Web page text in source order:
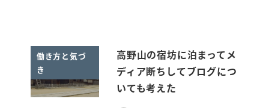
働き方と気づ
き
高野山の宿坊に泊まってメ
ディア断ちしてブログにつ
いても考えた